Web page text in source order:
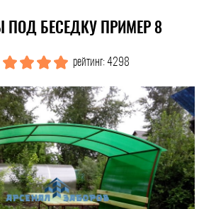
ПОД БЕСЕДКУ ПРИМЕР 8
рейтинг: 4298